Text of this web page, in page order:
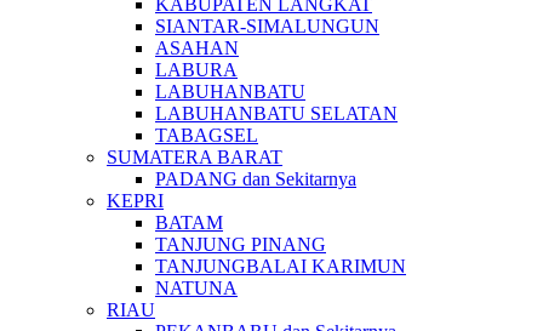
KABUPATEN LANGKAT
SIANTAR-SIMALUNGUN
ASAHAN
LABURA
LABUHANBATU
LABUHANBATU SELATAN
TABAGSEL
SUMATERA BARAT
PADANG dan Sekitarnya
KEPRI
BATAM
TANJUNG PINANG
TANJUNGBALAI KARIMUN
NATUNA
RIAU